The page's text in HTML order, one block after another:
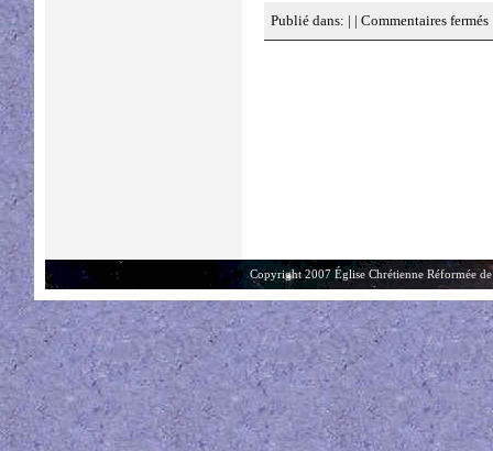
Publié dans: | | Commentaires fermés
Copyright 2007 Église Chrétienne Réformée